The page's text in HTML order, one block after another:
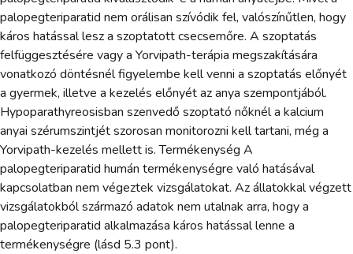
palopegteriparatid nem orálisan szívódik fel, valószínűtlen, hogy
káros hatással lesz a szoptatott csecsemőre. A szoptatás
felfüggesztésére vagy a Yorvipath-terápia megszakítására
vonatkozó döntésnél figyelembe kell venni a szoptatás előnyét
a gyermek, illetve a kezelés előnyét az anya szempontjából.
Hypoparathyreosisban szenvedő szoptató nőknél a kalcium
anyai szérumszintjét szorosan monitorozni kell tartani, még a
Yorvipath-kezelés mellett is. Termékenység A
palopegteriparatid humán termékenységre való hatásával
kapcsolatban nem végeztek vizsgálatokat. Az állatokkal végzett
vizsgálatokból származó adatok nem utalnak arra, hogy a
palopegteriparatid alkalmazása káros hatással lenne a
termékenységre (lásd 5.3 pont).